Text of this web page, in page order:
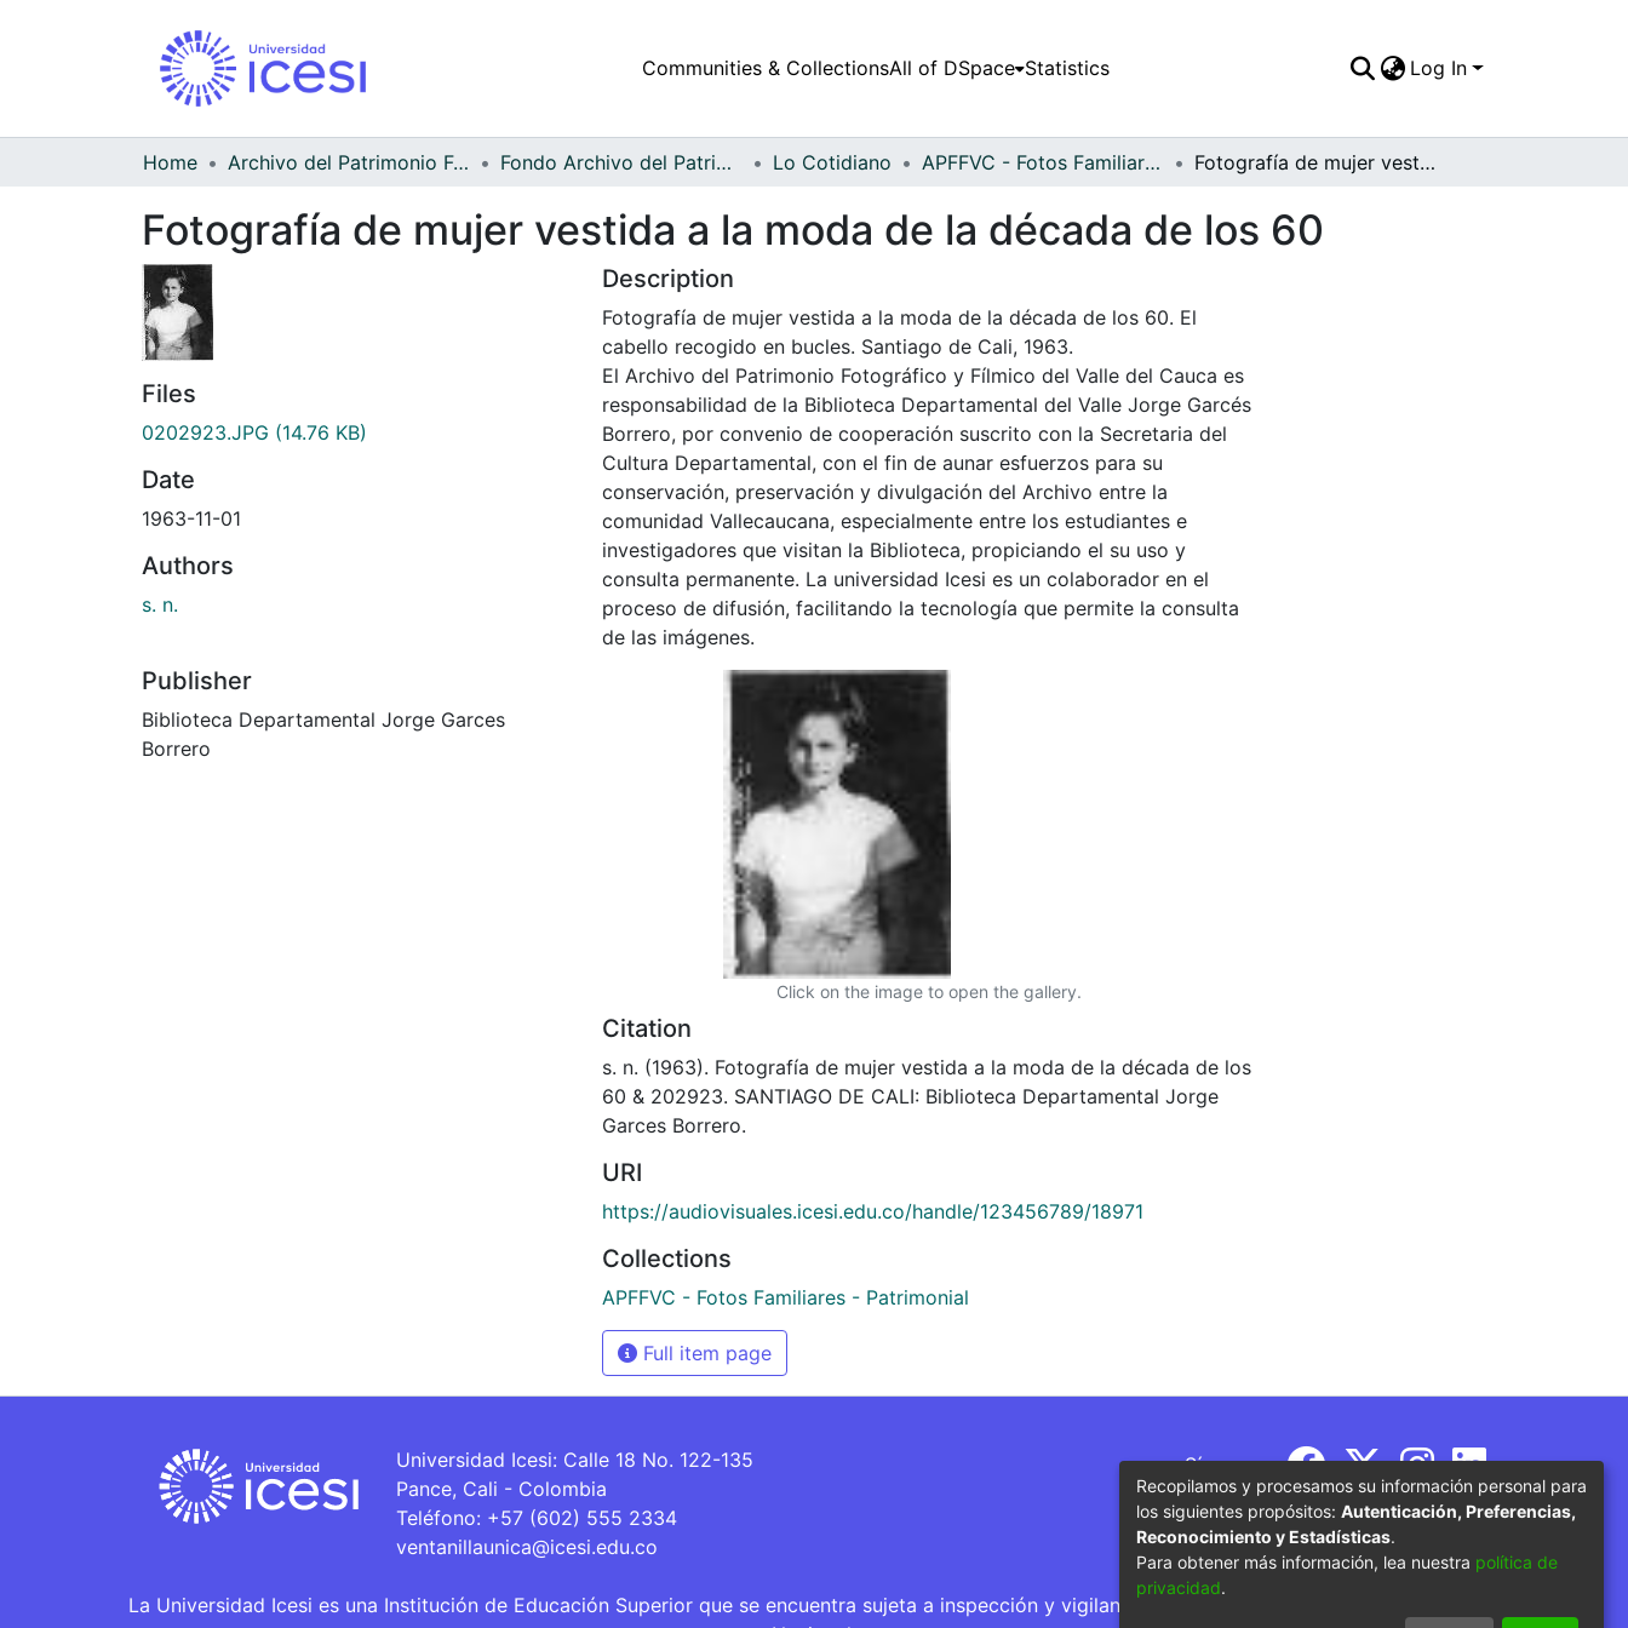
Communities & CollectionsAll of DSpace Statistics Log In
Home Archivo del Patrimonio Fotográfico y Fílmico del Valle del Cauca Fondo Archivo del Patrimonio Fotográfico y Fílmico del Valle del Cauca Lo Cotidiano APFFVC - Fotos Familiares - Patrimonial Fotografía de mujer vestida a la moda de la década de los 60
Fotografía de mujer vestida a la moda de la década de los 60
Files
0202923.JPG (14.76 KB)
Date
1963-11-01
Authors
s. n.
Publisher
Biblioteca Departamental Jorge Garces
Borrero
Description
Fotografía de mujer vestida a la moda de la década de los 60. El
cabello recogido en bucles. Santiago de Cali, 1963.
El Archivo del Patrimonio Fotográfico y Fílmico del Valle del Cauca es
responsabilidad de la Biblioteca Departamental del Valle Jorge Garcés
Borrero, por convenio de cooperación suscrito con la Secretaria del
Cultura Departamental, con el fin de aunar esfuerzos para su
conservación, preservación y divulgación del Archivo entre la
comunidad Vallecaucana, especialmente entre los estudiantes e
investigadores que visitan la Biblioteca, propiciando el su uso y
consulta permanente. La universidad Icesi es un colaborador en el
proceso de difusión, facilitando la tecnología que permite la consulta
de las imágenes.
Click on the image to open the gallery.
Citation
s. n. (1963). Fotografía de mujer vestida a la moda de la década de los
60 & 202923. SANTIAGO DE CALI: Biblioteca Departamental Jorge
Garces Borrero.
URI
https://audiovisuales.icesi.edu.co/handle/123456789/18971
Collections
APFFVC - Fotos Familiares - Patrimonial
Full item page
Universidad Icesi: Calle 18 No. 122-135
Pance, Cali - Colombia
Teléfono: +57 (602) 555 2334
ventanillaunica@icesi.edu.co
Síguenos
La Universidad Icesi es una Institución de Educación Superior que se encuentra sujeta a inspección y vigilancia por parte del Ministerio de Educación
Recopilamos y procesamos su información personal para
los siguientes propósitos: Autenticación, Preferencias,
Reconocimiento y Estadísticas.
Para obtener más información, lea nuestra política de
privacidad.